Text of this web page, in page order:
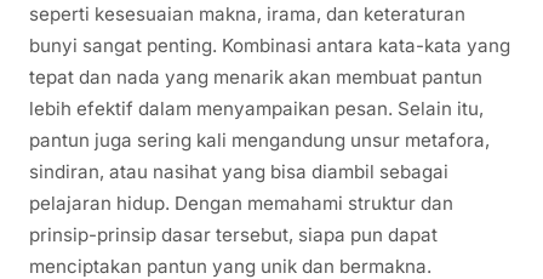
seperti kesesuaian makna, irama, dan keteraturan
bunyi sangat penting. Kombinasi antara kata-kata yang
tepat dan nada yang menarik akan membuat pantun
lebih efektif dalam menyampaikan pesan. Selain itu,
pantun juga sering kali mengandung unsur metafora,
sindiran, atau nasihat yang bisa diambil sebagai
pelajaran hidup. Dengan memahami struktur dan
prinsip-prinsip dasar tersebut, siapa pun dapat
menciptakan pantun yang unik dan bermakna.